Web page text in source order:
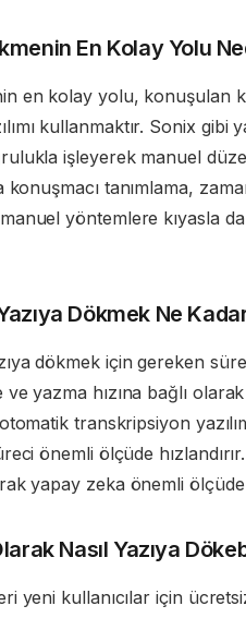
En Kolay Yolu
en kolay yolu, konuşulan
kullanmaktır. Sonix gibi
işleyerek manuel
tanımlama,
yöntemlere kıyasla
Dökmek Ne
dökmek için gereken
yazma hızına bağlı
transkripsiyon
önemli ölçüde
yapay zeka önemli ölçüde
Nasıl Yazıya
yeni kullanıcılar için